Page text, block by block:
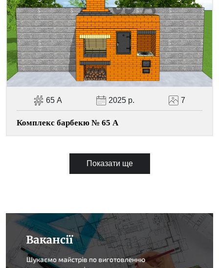
65 А 2025 р. 7
Комплекс барбекю № 65 А
Показати ще